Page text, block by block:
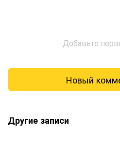
Добавьте
Новый
Другие записи